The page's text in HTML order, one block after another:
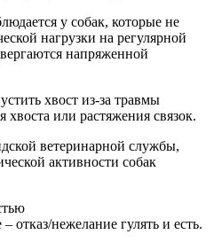
у собак, которые не
нагрузки на регулярной
напряженной
хвост из-за травмы
или растяжения связок.
ветеринарной службы,
активности собак
отказ/нежелание гулять и есть.